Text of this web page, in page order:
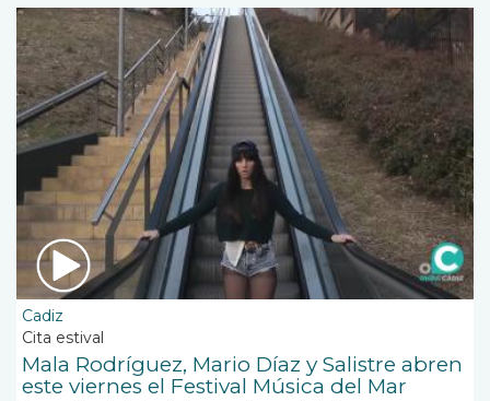
Cadiz
Cita estival
Mala Rodríguez, Mario Díaz y Salistre abren
este viernes el Festival Música del Mar